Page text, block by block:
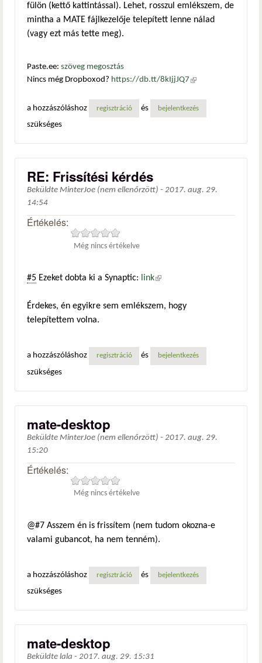
fülön (kettő kattintással). Lehet, rosszul emlékszem, de
mintha a MATE fájlkezelője telepített lenne nálad
(vagy ezt más tette meg).
Paste.ee: szöveg megosztás
Nincs még Dropboxod? https://db.tt/8kIjjJQ7 (külső
a hozzászóláshoz
regisztráció és bejelentkezés
szükséges
RE: Frissítési kérdés
Beküldte MinterJoe (nem ellenőrzött) - 2017. aug. 29.
14:54
Értékelés:
Még nincs értékelve
#5 Ezeket dobta ki a Synaptic: link(külső hivatkozás)
Érdekes, én egyikre sem emlékszem, hogy
telepítettem volna.
a hozzászóláshoz regisztráció és bejelentkezés
szükséges
mate-desktop
Beküldte MinterJoe (nem ellenőrzött) - 2017. aug. 29.
15:20
Értékelés:
Még nincs értékelve
@#7 Asszem én is frissítem (nem tudom okozna-e
valami gubancot, ha nem tenném).
a hozzászóláshoz regisztráció és bejelentkezés
szükséges
mate-desktop
Beküldte lala - 2017. aug. 29. 15:31